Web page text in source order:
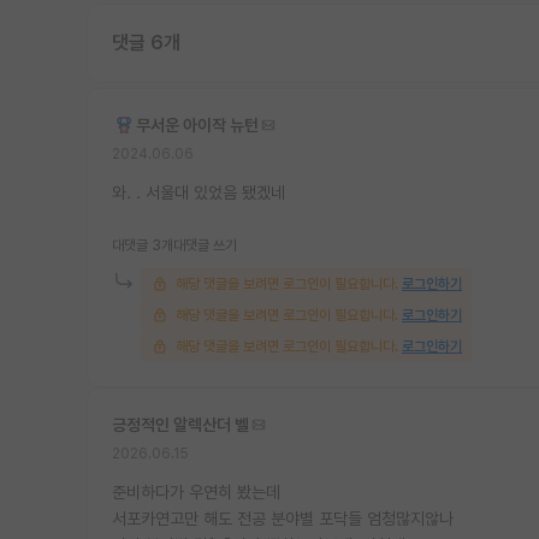
댓글 6개
무서운 아이작 뉴턴
와. . 서울대 있었음 됐겠네
대댓글 3개 대댓글 쓰기
해당 댓글을 보려면 로그인이 필요합니다. 로그인하기
해당 댓글을 보려면 로그인이 필요합니다. 로그인하기
해당 댓글을 보려면 로그인이 필요합니다. 로그인하기
긍정적인 알렉산더 벨
준비하다가 우연히 봤는데
서포카연고만 해도 전공 분야별 포닥들 엄청많지않나